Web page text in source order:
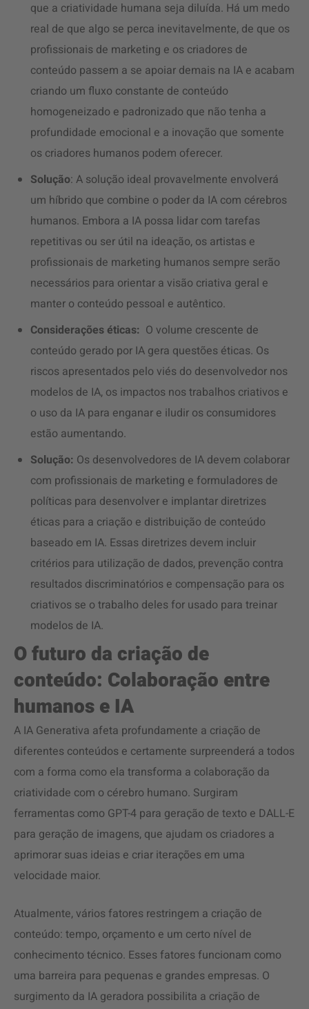
que a criatividade humana seja diluída. Há um medo
real de que algo se perca inevitavelmente, de que os
profissionais de marketing e os criadores de
conteúdo passem a se apoiar demais na IA e acabam
criando um fluxo constante de conteúdo
homogeneizado e padronizado que não tenha a
profundidade emocional e a inovação que somente
os criadores humanos podem oferecer.
Solução: A solução ideal provavelmente envolverá
um híbrido que combine o poder da IA com cérebros
humanos. Embora a IA possa lidar com tarefas
repetitivas ou ser útil na ideação, os artistas e
profissionais de marketing humanos sempre serão
necessários para orientar a visão criativa geral e
manter o conteúdo pessoal e autêntico.
Considerações éticas: O volume crescente de
conteúdo gerado por IA gera questões éticas. Os
riscos apresentados pelo viés do desenvolvedor nos
modelos de IA, os impactos nos trabalhos criativos e
o uso da IA para enganar e iludir os consumidores
estão aumentando.
Solução: Os desenvolvedores de IA devem colaborar
com profissionais de marketing e formuladores de
políticas para desenvolver e implantar diretrizes
éticas para a criação e distribuição de conteúdo
baseado em IA. Essas diretrizes devem incluir
critérios para utilização de dados, prevenção contra
resultados discriminatórios e compensação para os
criativos se o trabalho deles for usado para treinar
modelos de IA.
O futuro da criação de
conteúdo: Colaboração entre
humanos e IA
A IA Generativa afeta profundamente a criação de
diferentes conteúdos e certamente surpreenderá a todos
com a forma como ela transforma a colaboração da
criatividade com o cérebro humano. Surgiram
ferramentas como GPT-4 para geração de texto e DALL-E
para geração de imagens, que ajudam os criadores a
aprimorar suas ideias e criar iterações em uma
velocidade maior.
Atualmente, vários fatores restringem a criação de
conteúdo: tempo, orçamento e um certo nível de
conhecimento técnico. Esses fatores funcionam como
uma barreira para pequenas e grandes empresas. O
surgimento da IA geradora possibilita a criação de